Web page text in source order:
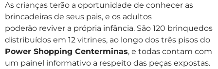
As crianças terão a oportunidade de conhecer as
brincadeiras de seus pais, e os adultos
poderão reviver a própria infância. São 120 brinquedos
distribuídos em 12 vitrines, ao longo dos três pisos do
Power Shopping Centerminas, e todas contam com
um painel informativo a respeito das peças expostas.